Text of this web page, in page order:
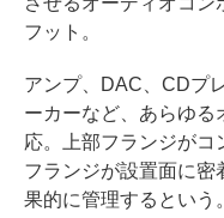
フット。
アンプ、DAC、CDプ
ーカーなど、あらゆる
応。上部フランジがコ
フランジが設置面に密
果的に管理するという。